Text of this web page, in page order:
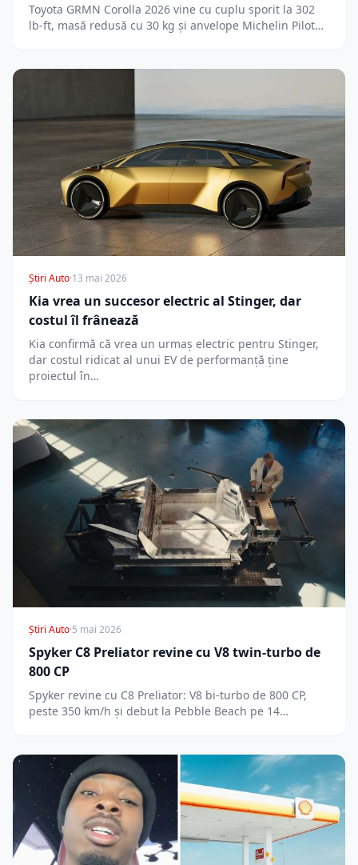
Toyota GRMN Corolla 2026 vine cu cuplu sporit la 302
lb-ft, masă redusă cu 30 kg și anvelope Michelin Pilot…
Știri Auto·13 mai 2026
Kia vrea un succesor electric al Stinger, dar
costul îl frânează
Kia confirmă că vrea un urmaș electric pentru Stinger,
dar costul ridicat al unui EV de performanță ține
proiectul în…
Știri Auto·5 mai 2026
Spyker C8 Preliator revine cu V8 twin-turbo de
800 CP
Spyker revine cu C8 Preliator: V8 bi-turbo de 800 CP,
peste 350 km/h și debut la Pebble Beach pe 14…